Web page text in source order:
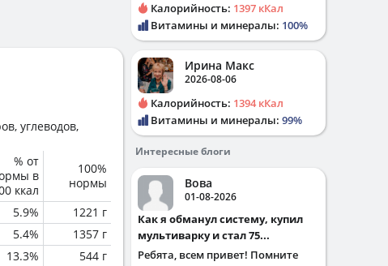
углеводов,
% от
в
ккал
100%
нормы
5.9%
1221 г
5.4%
1357 г
13.3%
544 г
Калорийность: 1397 кКал
Витамины и минералы: 100%
Ирина Макс
2026-08-06
Калорийность: 1394 кКал
Витамины и минералы: 99%
Интересные блоги
Вова
01-08-2026
Как я обманул систему, купил
мультиварку и стал 75...
Ребята, всем привет! Помните